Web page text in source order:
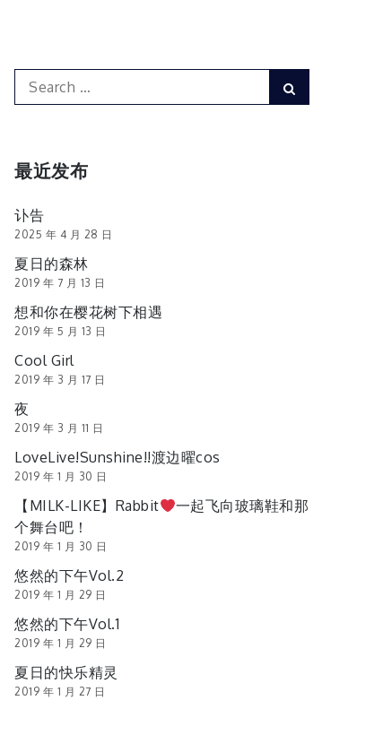
Search
for:
最近发布
讣告
2025 年 4 月 28 日
夏日的森林
2019 年 7 月 13 日
想和你在樱花树下相遇
2019 年 5 月 13 日
Cool Girl
2019 年 3 月 17 日
夜
2019 年 3 月 11 日
LoveLive!Sunshine!!渡边曜cos
2019 年 1 月 30 日
【MILK-LIKE】Rabbit
一起飞向玻璃鞋和那
个舞台吧！
2019 年 1 月 30 日
悠然的下午Vol.2
2019 年 1 月 29 日
悠然的下午Vol.1
2019 年 1 月 29 日
夏日的快乐精灵
2019 年 1 月 27 日